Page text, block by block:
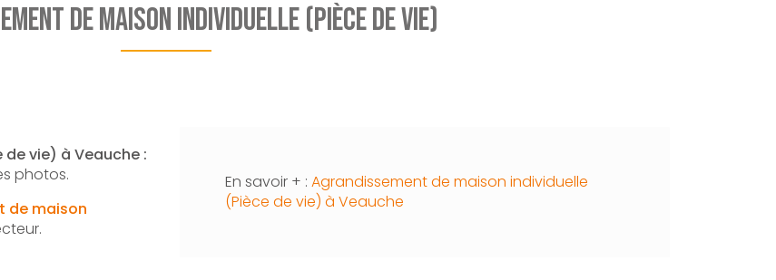
de maison individuelle (Pièce de vie)
vie) à Veauche :
photos.
de maison
En savoir + : Agrandissement de maison individuelle
(Pièce de vie) à Veauche